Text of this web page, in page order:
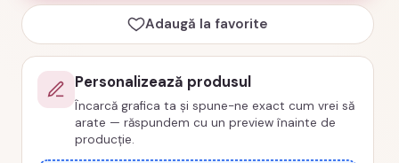
DR35
Adaugă la favorite
Personalizează produsul
Încarcă grafica ta și spune-ne exact cum vrei să
arate — răspundem cu un preview înainte de
producție.